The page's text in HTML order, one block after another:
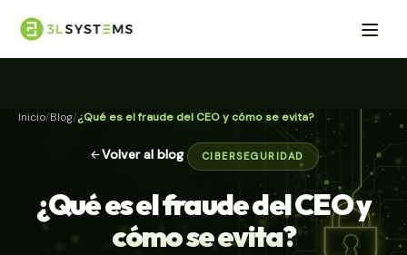
Inicio Blog ¿Qué es el fraude del CEO y cómo se evita?
Volver al blog CIBERSEGURIDAD
¿Qué es el fraude del CEO y
cómo se evita?